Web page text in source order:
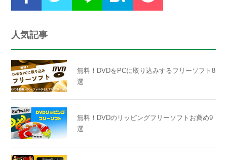
人気記事
無料！DVDをPCに取り込みするフリーソフト8
選
無料！DVDのリッピングフリーソフトお薦め9
選